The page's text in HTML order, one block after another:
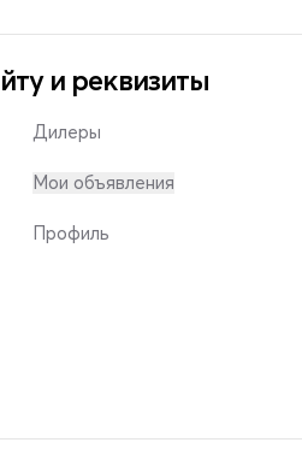
и реквизиты
Дилеры
Мои объявления
Профиль